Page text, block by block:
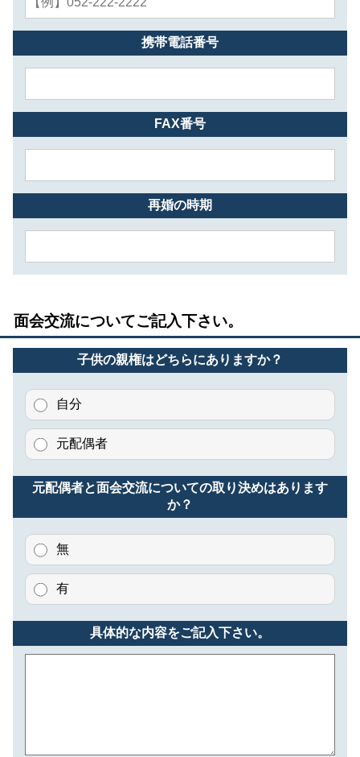
携帯電話番号
FAX番号
再婚の時期
面会交流についてご記入下さい。
子供の親権はどちらにありますか？
自分
元配偶者
元配偶者と面会交流についての取り決めはあります
か？
無
有
具体的な内容をご記入下さい。